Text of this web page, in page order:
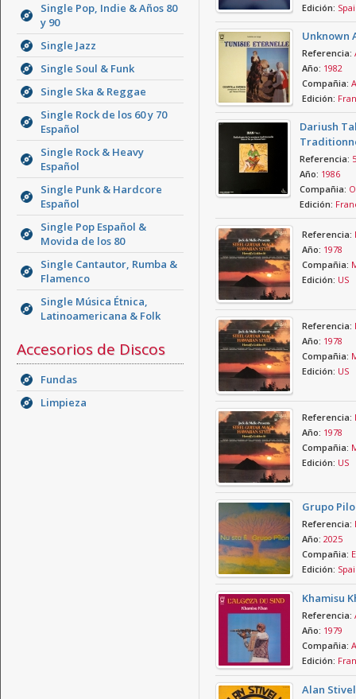
Single Pop, Indie & Años 80
y 90
Single Jazz
Single Soul & Funk
Single Ska & Reggae
Single Rock de los 60 y 70
Español
Single Rock & Heavy
Español
Single Punk & Hardcore
Español
Single Pop Español &
Movida de los 80
Single Cantautor, Rumba &
Flamenco
Single Música Étnica,
Latinoamericana & Folk
Accesorios de Discos
Fundas
Limpieza
Edición:
Unknown
Referencia:
Año: 1982
Compañia:
Edición:
Dariush
Referencia:
Año: 1986
Compañia:
Edición:
Referencia:
Año: 1978
Compañia:
Edición: US
Referencia:
Año: 1978
Compañia:
Edición: US
Referencia:
Año: 1978
Compañia:
Edición: US
Grupo
Referencia:
Año: 2025
Compañia:
Edición:
Khamisu
Referencia:
Año: 1979
Compañia:
Edición:
Alan